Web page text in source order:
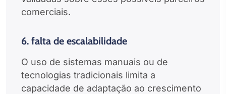
comerciais.
6. falta de escalabilidade
O uso de sistemas manuais ou de
tecnologias tradicionais limita a
capacidade de adaptação ao crescimento